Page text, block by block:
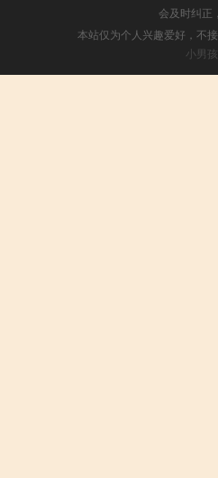
会及时纠正
本站仅为个人兴趣爱好，不
小男孩